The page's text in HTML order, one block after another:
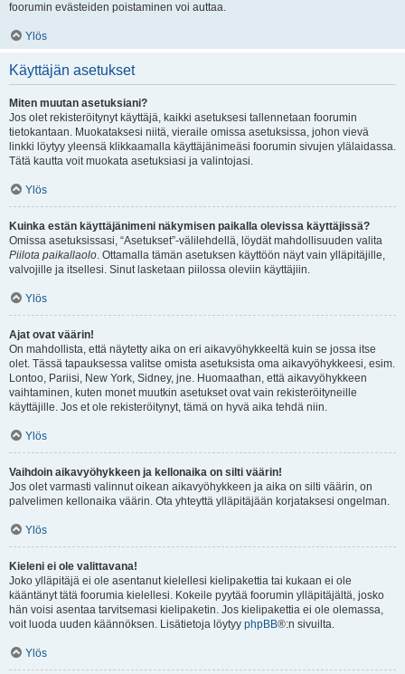
foorumin evästeiden poistaminen voi auttaa.
Ylös
Käyttäjän asetukset
Miten muutan asetuksiani?
Jos olet rekisteröitynyt käyttäjä, kaikki asetuksesi tallennetaan foorumin
tietokantaan. Muokataksesi niitä, vieraile omissa asetuksissa, johon vievä
linkki löytyy yleensä klikkaamalla käyttäjänimeäsi foorumin sivujen ylälaidassa.
Tätä kautta voit muokata asetuksiasi ja valintojasi.
Ylös
Kuinka estän käyttäjänimeni näkymisen paikalla olevissa käyttäjissä?
Omissa asetuksissasi, “Asetukset”-välilehdellä, löydät mahdollisuuden valita
Piilota paikallaolo. Ottamalla tämän asetuksen käyttöön näyt vain ylläpitäjille,
valvojille ja itsellesi. Sinut lasketaan piilossa oleviin käyttäjiin.
Ylös
Ajat ovat väärin!
On mahdollista, että näytetty aika on eri aikavyöhykkeeltä kuin se jossa itse
olet. Tässä tapauksessa valitse omista asetuksista oma aikavyöhykkeesi, esim.
Lontoo, Pariisi, New York, Sidney, jne. Huomaathan, että aikavyöhykkeen
vaihtaminen, kuten monet muutkin asetukset ovat vain rekisteröityneille
käyttäjille. Jos et ole rekisteröitynyt, tämä on hyvä aika tehdä niin.
Ylös
Vaihdoin aikavyöhykkeen ja kellonaika on silti väärin!
Jos olet varmasti valinnut oikean aikavyöhykkeen ja aika on silti väärin, on
palvelimen kellonaika väärin. Ota yhteyttä ylläpitäjään korjataksesi ongelman.
Ylös
Kieleni ei ole valittavana!
Joko ylläpitäjä ei ole asentanut kielellesi kielipakettia tai kukaan ei ole
kääntänyt tätä foorumia kielellesi. Kokeile pyytää foorumin ylläpitäjältä, josko
hän voisi asentaa tarvitsemasi kielipaketin. Jos kielipakettia ei ole olemassa,
voit luoda uuden käännöksen. Lisätietoja löytyy phpBB®:n sivuilta.
Ylös